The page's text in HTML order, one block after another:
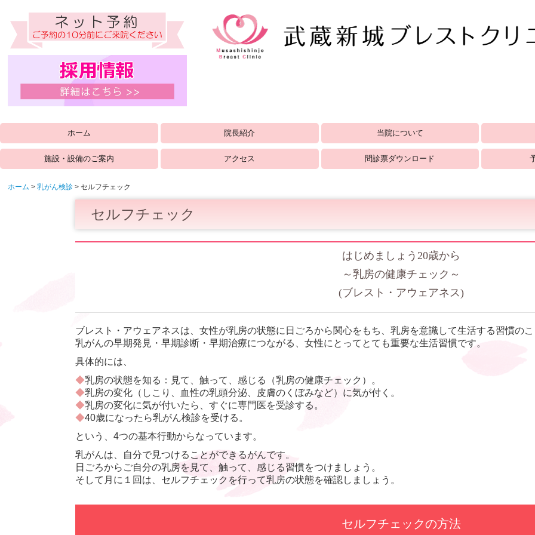
ホーム 院長紹介 当院について
当院で施行可能な検査
マンモグラフィ検診 施設・画像認定施設
医療DX推進加算について
オンライン資格確認 乳房ドック(
川崎市乳が
セルフチェ
施設・設備のご案内 アクセス 問診票ダウンロード
ホーム 乳がん検診 セルフチェック
セルフチェック
はじめましょう20歳から
～乳房の健康チェック～
(ブレスト・アウェアネス)
ブレスト・アウェアネスは、女性が乳房の状態に日ごろから関心をもち、乳房を意識して生活する習慣の
乳がんの早期発見・早期診断・早期治療につながる、女性にとってとても重要な生活習慣です。
具体的には、
◆乳房の状態を知る：見て、触って、感じる（乳房の健康チェック）。
◆乳房の変化（しこり、血性の乳頭分泌、皮膚のくぼみなど）に気が付く。
◆乳房の変化に気が付いたら、すぐに専門医を受診する。
◆40歳になったら乳がん検診を受ける。
という、4つの基本行動からなっています。
乳がんは、自分で見つけることができるがんです。
日ごろからご自分の乳房を見て、触って、感じる習慣をつけましょう。
そして月に１回は、セルフチェックを行って乳房の状態を確認しましょう。
セルフチェックの方法